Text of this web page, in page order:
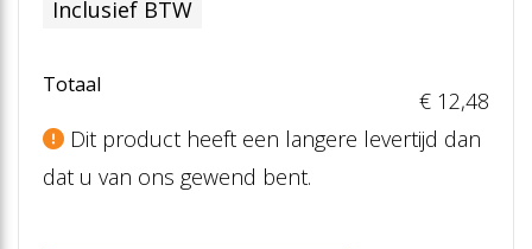
Inclusief BTW
Totaal
€ 12,48
Dit product heeft een langere levertijd dan
dat u van ons gewend bent.